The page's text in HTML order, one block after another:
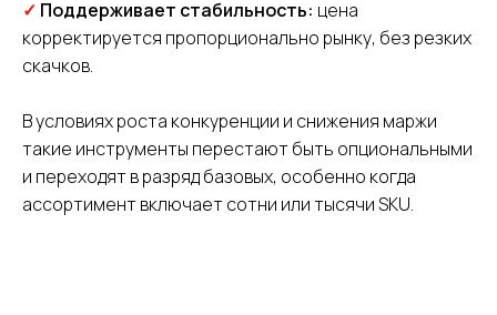
✓ Поддерживает стабильность: цена
корректируется пропорционально рынку, без резких
скачков.
В условиях роста конкуренции и снижения маржи
такие инструменты перестают быть опциональными
и переходят в разряд базовых, особенно когда
ассортимент включает сотни или тысячи SKU.